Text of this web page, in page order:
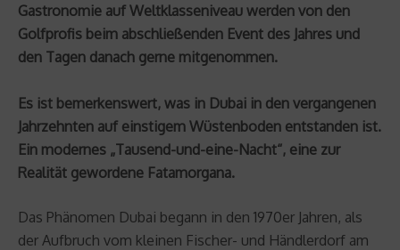
Gastronomie auf Weltklasseniveau werden von den
Golfprofis beim abschließenden Event des Jahres und
den Tagen danach gerne mitgenommen.
Es ist bemerkenswert, was in Dubai in den vergangenen
Jahrzehnten auf einstigem Wüstenboden entstanden ist.
Ein modernes „Tausend-und-eine-Nacht“, eine zur
Realität gewordene Fatamorgana.
Das Phänomen Dubai begann in den 1970er Jahren, als
der Aufbruch vom kleinen Fischer- und Händlerdorf am